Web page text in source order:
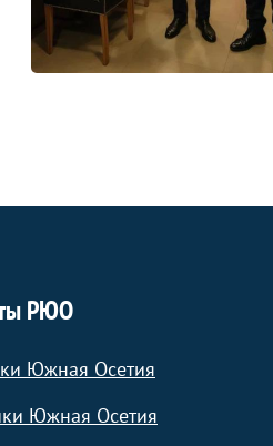
РЮО
Южная Осетия
Южная Осетия